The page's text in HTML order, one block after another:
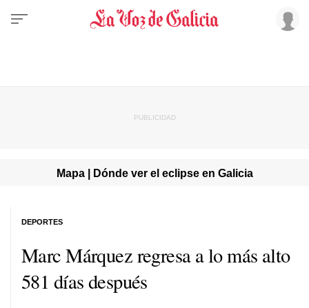
Mapa | Dónde ver el eclipse en Galicia
Marc Márquez regresa a lo más alto
581 días después
DEPORTES